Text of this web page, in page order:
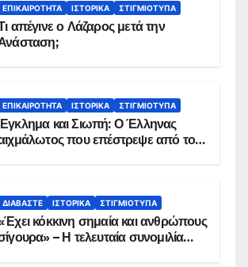
ΕΠΙΚΑΙΡΌΤΗΤΑ ΙΣΤΟΡΙΚΆ ΣΤΙΓΜΙΌΤΥΠΑ
απέγινε ο Λάζαρος μετά την
ΕΠΙΚΑΙΡΌΤΗΤΑ ΙΣΤΟΡΙΚΆ ΣΤΙΓΜΙΌΤΥΠΑ
και Σιωπή: Ο Έλληνας
που επέστρεψε από το
ΔΙΑΒΆΣΤΕ ΙΣΤΟΡΙΚΆ ΣΤΙΓΜΙΌΤΥΠΑ
κόκκινη σημαία και ανθρώπους
– Η τελευταία συνομιλία